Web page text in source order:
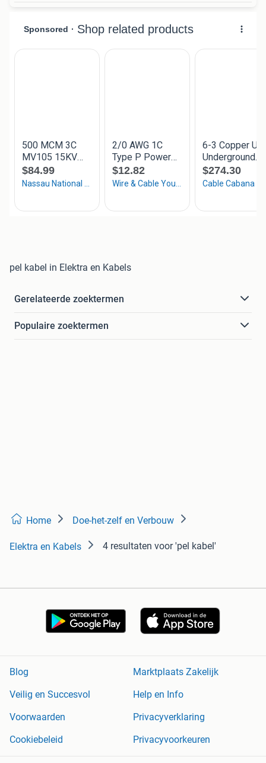
pel kabel in Elektra en Kabels
Gerelateerde zoektermen
Populaire zoektermen
Home Doe-het-zelf en Verbouw
Elektra en Kabels 4 resultaten voor 'pel kabel'
Blog
Marktplaats Zakelijk
Veilig en Succesvol
Help en Info
Voorwaarden
Privacyverklaring
Cookiebeleid
Privacyvoorkeuren